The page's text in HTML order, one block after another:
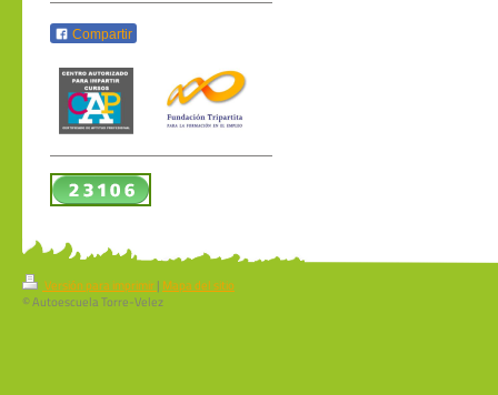
Compartir
Versión para imprimir| Mapa del sitio
© Autoescuela Torre-Velez